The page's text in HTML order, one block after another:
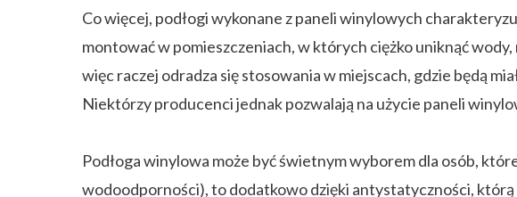
Co więcej, podłogi wykonane z paneli winylowych
montować w pomieszczeniach, w których ciężko uniknąć
więc raczej odradza się stosowania w miejscach, gdzie będą
Niektórzy producenci jednak pozwalają na użycie paneli
Podłoga winylowa może być świetnym wyborem dla osób,
wodoodporności), to dodatkowo dzięki antystatyczności, którą